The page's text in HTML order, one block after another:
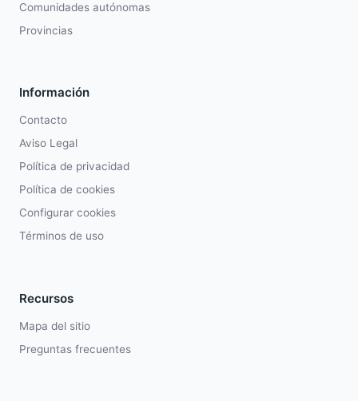
Comunidades autónomas
Provincias
Información
Contacto
Aviso Legal
Política de privacidad
Política de cookies
Configurar cookies
Términos de uso
Recursos
Mapa del sitio
Preguntas frecuentes